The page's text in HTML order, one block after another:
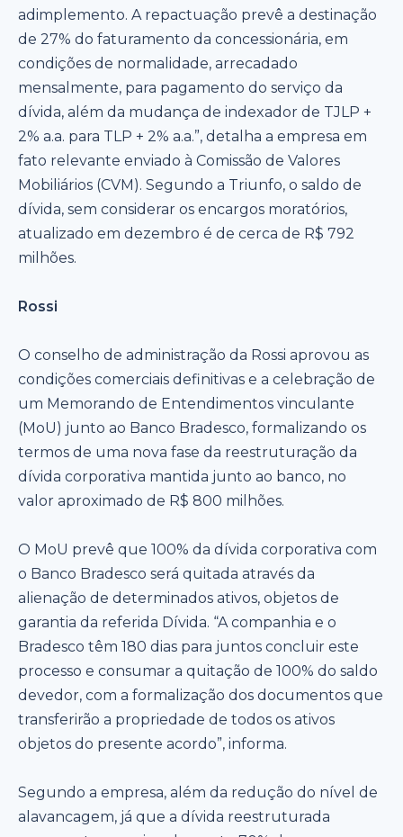
adimplemento. A repactuação prevê a destinação
de 27% do faturamento da concessionária, em
condições de normalidade, arrecadado
mensalmente, para pagamento do serviço da
dívida, além da mudança de indexador de TJLP +
2% a.a. para TLP + 2% a.a.”, detalha a empresa em
fato relevante enviado à Comissão de Valores
Mobiliários (CVM). Segundo a Triunfo, o saldo de
dívida, sem considerar os encargos moratórios,
atualizado em dezembro é de cerca de R$ 792
milhões.
Rossi
O conselho de administração da Rossi aprovou as
condições comerciais definitivas e a celebração de
um Memorando de Entendimentos vinculante
(MoU) junto ao Banco Bradesco, formalizando os
termos de uma nova fase da reestruturação da
dívida corporativa mantida junto ao banco, no
valor aproximado de R$ 800 milhões.
O MoU prevê que 100% da dívida corporativa com
o Banco Bradesco será quitada através da
alienação de determinados ativos, objetos de
garantia da referida Dívida. “A companhia e o
Bradesco têm 180 dias para juntos concluir este
processo e consumar a quitação de 100% do saldo
devedor, com a formalização dos documentos que
transferirão a propriedade de todos os ativos
objetos do presente acordo”, informa.
Segundo a empresa, além da redução do nível de
alavancagem, já que a dívida reestruturada